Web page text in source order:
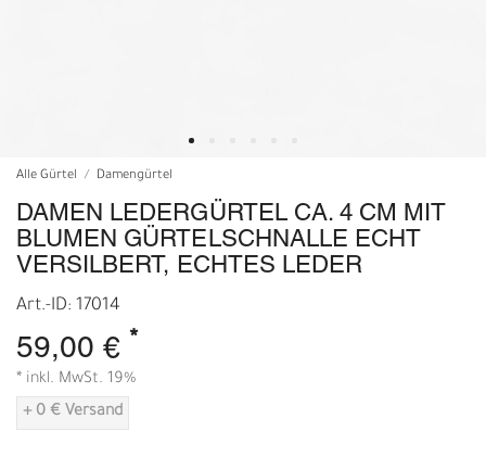
Alle Gürtel Damengürtel
DAMEN LEDERGÜRTEL CA. 4 CM MIT
BLUMEN GÜRTELSCHNALLE ECHT
VERSILBERT, ECHTES LEDER
Art.-ID: 17014
59,00 € *
* inkl. MwSt. 19%
+ 0 € Versand